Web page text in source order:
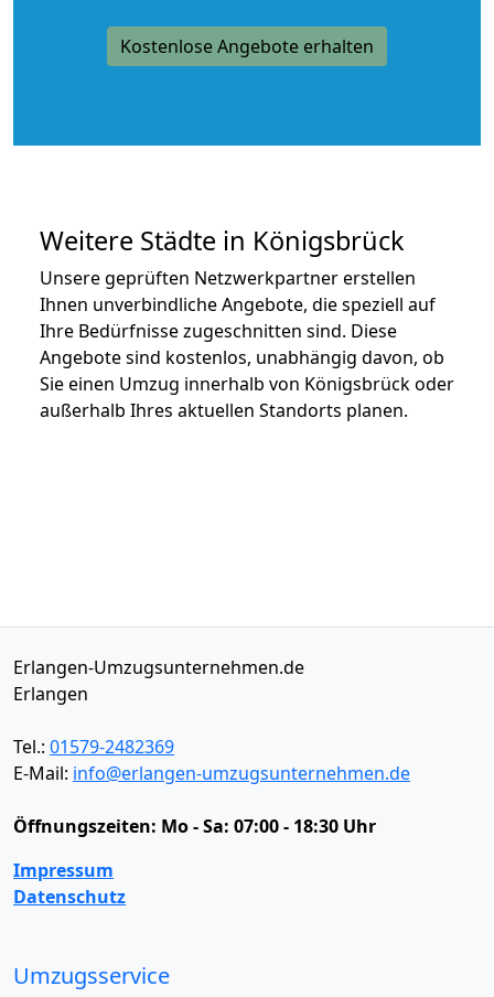
Kostenlose Angebote erhalten
Weitere Städte in Königsbrück
Unsere geprüften Netzwerkpartner erstellen
Ihnen unverbindliche Angebote, die speziell auf
Ihre Bedürfnisse zugeschnitten sind. Diese
Angebote sind kostenlos, unabhängig davon, ob
Sie einen Umzug innerhalb von Königsbrück oder
außerhalb Ihres aktuellen Standorts planen.
Erlangen-Umzugsunternehmen.de
Erlangen
Tel.: 01579-2482369
E-Mail: info@erlangen-umzugsunternehmen.de
Öffnungszeiten: Mo - Sa: 07:00 - 18:30 Uhr
Impressum
Datenschutz
Umzugsservice